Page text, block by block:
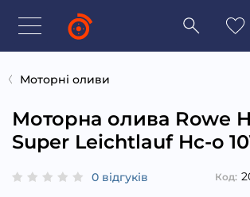
Моторні оливи
Моторна олива Rowe
Super Leichtlauf Hc-o
0 відгуків Код: